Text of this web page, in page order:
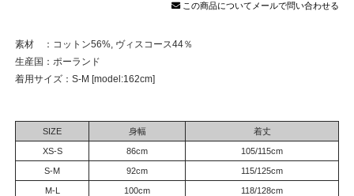
この商品についてメールで問い合わせる
素材 ：コットン56%, ヴィスコース44％
生産国：ポーランド
着用サイズ：S-M [model:162cm]
SIZE 身幅 着丈
XS-S 86cm 105/115cm
S-M 92cm 115/125cm
M-L 100cm 118/128cm